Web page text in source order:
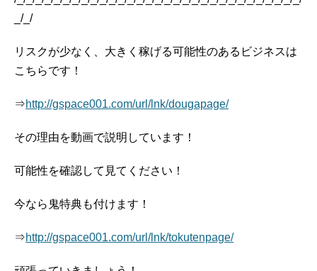
_/_/
リスクが少なく、大きく稼げる可能性のあるビジネスは
こちらです！
⇒http://gspace001.com/url/lnk/dougapage/
その理由を動画で説明しています！
可能性を確認して見てください！
今なら鬼特典も付けます！
⇒http://gspace001.com/url/lnk/tokutenpage/